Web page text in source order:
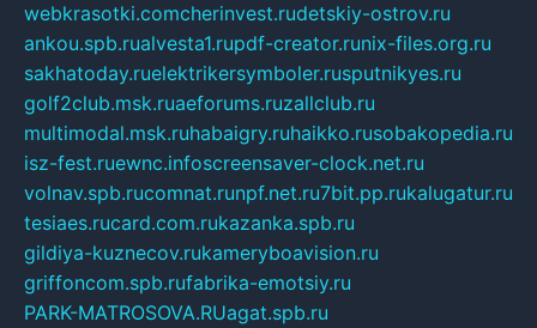
webkrasotki.comcherinvest.rudetskiy-ostrov.ru
ankou.spb.rualvesta1.rupdf-creator.runix-files.org.ru
sakhatoday.ruelektrikersymboler.rusputnikyes.ru
golf2club.msk.ruaeforums.ruzallclub.ru
multimodal.msk.ruhabaigry.ruhaikko.rusobakopedia.ru
isz-fest.ruewnc.infoscreensaver-clock.net.ru
volnav.spb.rucomnat.runpf.net.ru7bit.pp.rukalugatur.ru
tesiaes.rucard.com.rukazanka.spb.ru
gildiya-kuznecov.rukameryboavision.ru
griffoncom.spb.rufabrika-emotsiy.ru
PARK-MATROSOVA.RUagat.spb.ru